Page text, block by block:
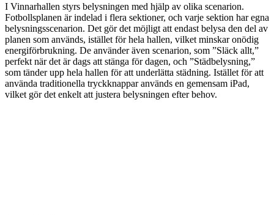
I Vinnarhallen styrs belysningen med hjälp av olika scenarion.
Fotbollsplanen är indelad i flera sektioner, och varje sektion har egna
belysningsscenarion. Det gör det möjligt att endast belysa den del av
planen som används, istället för hela hallen, vilket minskar onödig
energiförbrukning. De använder även scenarion, som ”Släck allt,”
perfekt när det är dags att stänga för dagen, och ”Städbelysning,”
som tänder upp hela hallen för att underlätta städning. Istället för att
använda traditionella tryckknappar används en gemensam iPad,
vilket gör det enkelt att justera belysningen efter behov.